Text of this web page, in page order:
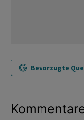
Bevorzugte